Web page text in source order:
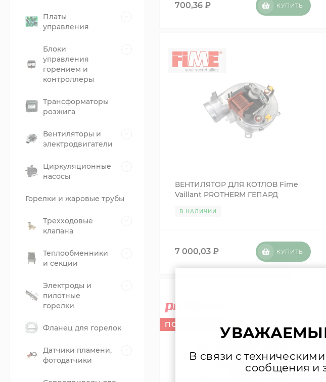
700,36 ₽ КУПИТЬ
ВЕНТИЛЯТОР ДЛЯ КОТЛОВ Fime
Vaillant PROTHERM ГЕПАРД
В НАЛИЧИИ
7 000,03 ₽ КУПИТЬ
ПОД ЗАКАЗ
Платы
управления
Блоки
управления
горением и
контроллеры
Трансформаторы
розжига
Вентиляторы и
электродвигатели
Циркуляционные
насосы
Горелки и жаровые трубы
Трехходовые
клапана
Теплообменники
и секции
Электроды и
пилотные
горелки
Фланец для горелок
Датчики пламени,
фотодатчики
В связи с
сообщения и